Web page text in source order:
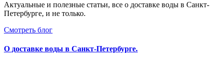
Актуальные и полезные статьи, все о доставке воды в Санкт-
Петербурге, и не только.
Смотреть блог
О доставке воды в Санкт-Петербурге.